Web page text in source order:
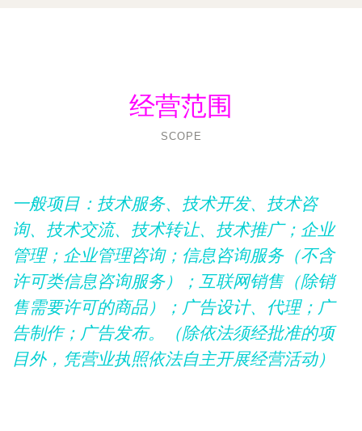
经营范围
SCOPE
一般项目：技术服务、技术开发、技术咨
询、技术交流、技术转让、技术推广；企业
管理；企业管理咨询；信息咨询服务（不含
许可类信息咨询服务）；互联网销售（除销
售需要许可的商品）；广告设计、代理；广
告制作；广告发布。（除依法须经批准的项
目外，凭营业执照依法自主开展经营活动）